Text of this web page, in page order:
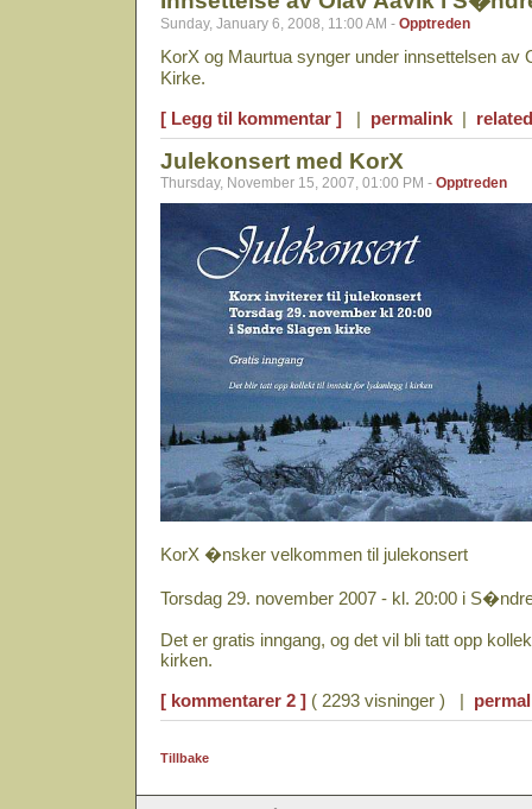
Sunday, January 6, 2008, 11:00 AM - Opptreden
KorX og Maurtua synger under innsettelsen
Kirke.
[ Legg til kommentar ] | permalink |
Julekonsert med KorX
Thursday, November 15, 2007, 01:00 PM - Opptreden
KorX �nsker velkommen til julekonsert
Torsdag 29. november 2007 - kl. 20:00 i
Det er gratis inngang, og det vil bli tatt opp
kirken.
[ kommentarer 2 ] ( 2293 visninger ) |
Tillbake